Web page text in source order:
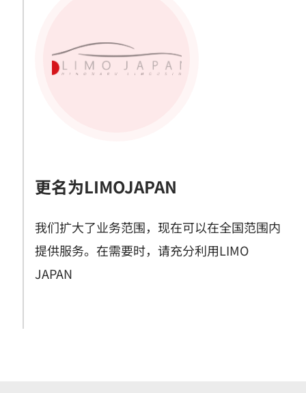
更名为LIMOJAPAN
我们扩大了业务范围，现在可以在全国范围内
提供服务。在需要时，请充分利用LIMO
JAPAN